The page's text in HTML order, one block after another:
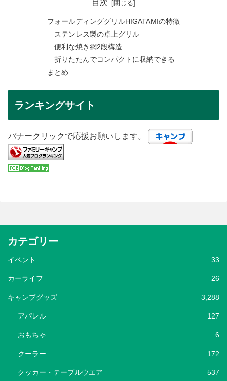
目次
フォールディンググリルHIGATAMIの特徴
ステンレス製の卓上グリル
便利な焼き網2段構造
折りたたんでコンパクトに収納できる
まとめ
ランキングサイト
バナークリックで応援お願いします。
カテゴリー
イベント 33
カーライフ 26
キャンプグッズ 3,288
アパレル 127
おもちゃ 6
クーラー 172
クッカー・テーブルウエア 537